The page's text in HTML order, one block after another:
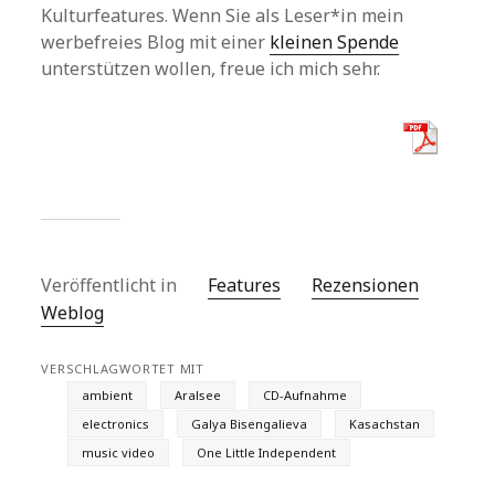
Kulturfeatures. Wenn Sie als Leser*in mein
werbefreies Blog mit einer kleinen Spende
unterstützen wollen, freue ich mich sehr.
Veröffentlicht in Features
Rezensionen
Weblog
VERSCHLAGWORTET MIT
ambient
Aralsee
CD-Aufnahme
electronics
Galya Bisengalieva
Kasachstan
music video
One Little Independent